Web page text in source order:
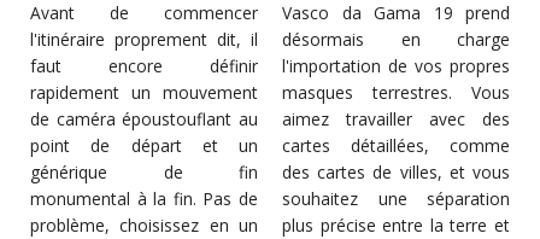
Avant de commencer
l'itinéraire proprement dit, il
faut encore définir
rapidement un mouvement
de caméra époustouflant au
point de départ et un
générique de fin
monumental à la fin. Pas de
problème, choisissez en un
Vasco da Gama 19 prend
désormais en charge
l'importation de vos propres
masques terrestres. Vous
aimez travailler avec des
cartes détaillées, comme
des cartes de villes, et vous
souhaitez une séparation
plus précise entre la terre et